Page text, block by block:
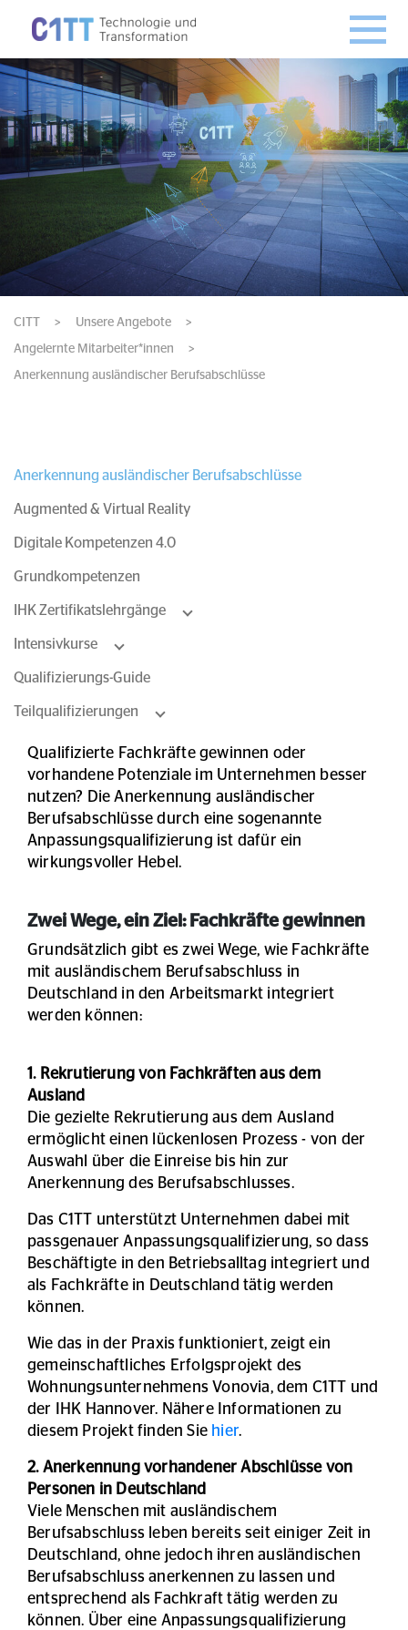
CITT > Unsere Angebote >
Angelernte Mitarbeiter*innen >
Anerkennung ausländischer Berufsabschlüsse
Anerkennung ausländischer Berufsabschlüsse
Augmented & Virtual Reality
Digitale Kompetenzen 4.0
Grundkompetenzen
IHK Zertifikatslehrgänge
Intensivkurse
Qualifizierungs-Guide
Teilqualifizierungen
Qualifizierte Fachkräfte gewinnen oder
vorhandene Potenziale im Unternehmen besser
nutzen? Die Anerkennung ausländischer
Berufsabschlüsse durch eine sogenannte
Anpassungsqualifizierung ist dafür ein
wirkungsvoller Hebel.
Zwei Wege, ein Ziel: Fachkräfte gewinnen
Grundsätzlich gibt es zwei Wege, wie Fachkräfte
mit ausländischem Berufsabschluss in
Deutschland in den Arbeitsmarkt integriert
werden können:
1. Rekrutierung von Fachkräften aus dem
Ausland
Die gezielte Rekrutierung aus dem Ausland
ermöglicht einen lückenlosen Prozess - von der
Auswahl über die Einreise bis hin zur
Anerkennung des Berufsabschlusses.
Das C1TT unterstützt Unternehmen dabei mit
passgenauer Anpassungsqualifizierung, so dass
Beschäftigte in den Betriebsalltag integriert und
als Fachkräfte in Deutschland tätig werden
können.
Wie das in der Praxis funktioniert, zeigt ein
gemeinschaftliches Erfolgsprojekt des
Wohnungsunternehmens Vonovia, dem C1TT und
der IHK Hannover. Nähere Informationen zu
diesem Projekt finden Sie hier.
2. Anerkennung vorhandener Abschlüsse von
Personen in Deutschland
Viele Menschen mit ausländischem
Berufsabschluss leben bereits seit einiger Zeit in
Deutschland, ohne jedoch ihren ausländischen
Berufsabschluss anerkennen zu lassen und
entsprechend als Fachkraft tätig werden zu
können. Über eine Anpassungsqualifizierung